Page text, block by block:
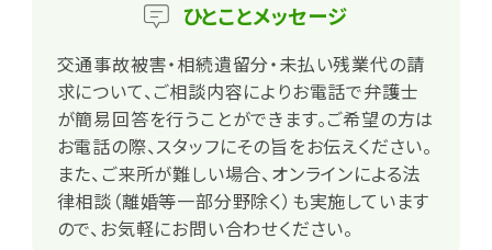
ひとことメッセージ
交通事故被害・相続遺留分・未払い残業代の請
求について、ご相談内容によりお電話で弁護士
が簡易回答を行うことができます。ご希望の方は
お電話の際、スタッフにその旨をお伝えください。
また、ご来所が難しい場合、オンラインによる法
律相談（離婚等一部分野除く）も実施しています
ので、お気軽にお問い合わせください。